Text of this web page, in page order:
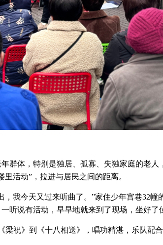
群体，特别是独居、孤寡、失独家庭的老人
活动”，拉进与居民之间的距离。
我今天又过来听曲了。”家住少年宫巷32幢
听说有活动，早早地就来到了现场，坐好了
祝》到《十八相送》，唱功精湛，乐队配合